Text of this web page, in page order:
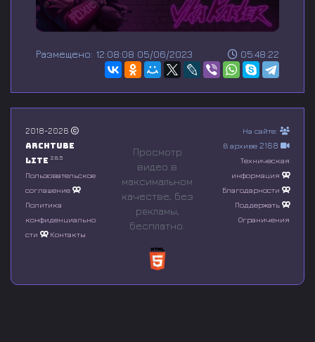
e
n
o
f
0
s
o
n
d
05:48:22
Размещено: 12:08:08 05/06/2023
2018-2026
Archtube
Lite 2.8.5
Пользовательское
соглашение
Политика
конфиденциально
сти
Контакты
Просмотр
видео в
максимальном
качестве, без
рeкламы,
бесплатно.
На сайте:
В архиве 2168
Техническая
информация
Благодарности
Поддержать
Ограничения